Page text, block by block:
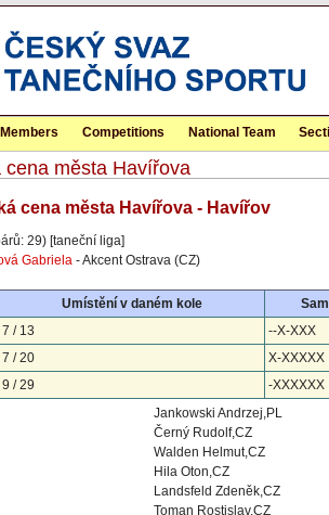
Competitions National Team
cena města Havířova
cena města Havířova - Havířov
29) [taneční liga]
Gabriela - Akcent Ostrava (CZ)
Umístění v daném kole
7 / 13
--X-XXX
7 / 20
X-XXXXX
9 / 29
-XXXXXX
Jankowski Andrzej,PL
Černý Rudolf,CZ
Walden Helmut,CZ
Hila Oton,CZ
Landsfeld Zdeněk,CZ
Toman Rostislav,CZ